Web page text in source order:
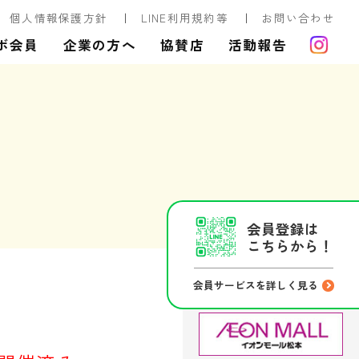
個人情報保護方針 LINE利用規約等 お問い合わせ
会員 企業の方へ 協賛店 活動報告
会員登録は
こちらから！
会員サービスを詳しく見る